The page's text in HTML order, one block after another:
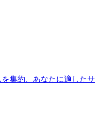
集約、あなたに適した